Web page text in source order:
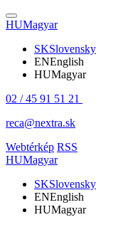
HUMagyar
SKSlovensky
ENEnglish
HUMagyar
02 / 45 91 51 21
reca@nextra.sk
Webtérkép RSS
HUMagyar
SKSlovensky
ENEnglish
HUMagyar